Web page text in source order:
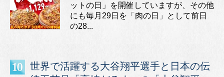
ットの日」を開催していますが、その他
にも毎月29日を「肉の日」として前日
の28...
世界で活躍する大谷翔平選手と日本の伝